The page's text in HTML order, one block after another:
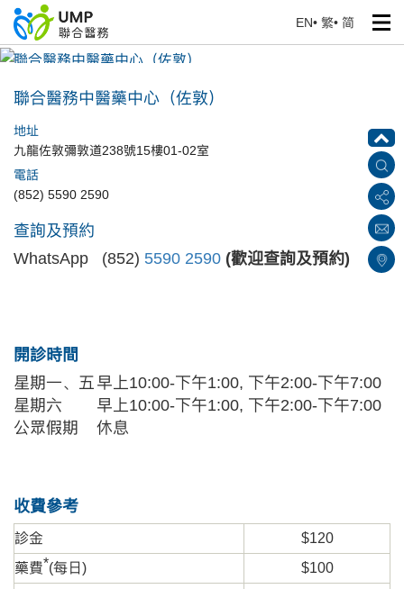
EN• 繁• 简
聯合醫務中醫藥中心（佐敦）
聯合醫務中醫藥中心（佐敦）
地址
九龍佐敦彌敦道238號15樓01-02室
電話
(852) 5590 2590
查詢及預約
WhatsApp (852) 5590 2590 (歡迎查詢及預約)
開診時間
星期一、五 早上10:00-下午1:00, 下午2:00-下午7:00
星期六
早上10:00-下午1:00, 下午2:00-下午7:00
公眾假期
休息
收費參考
診金
$120
藥費*(每 日 )
$100